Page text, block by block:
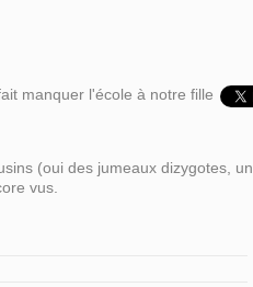
manquer l'école à notre fille
(oui des jumeaux dizygotes, un
vus.